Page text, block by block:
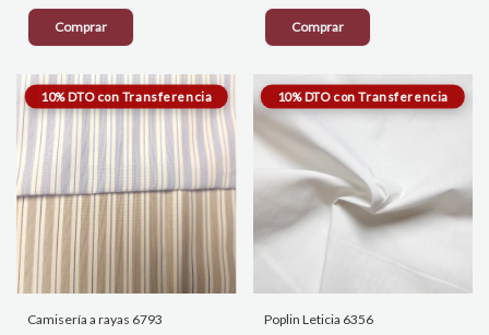
Comprar Comprar
Camisería a rayas 6793 Poplin Leticia 6356